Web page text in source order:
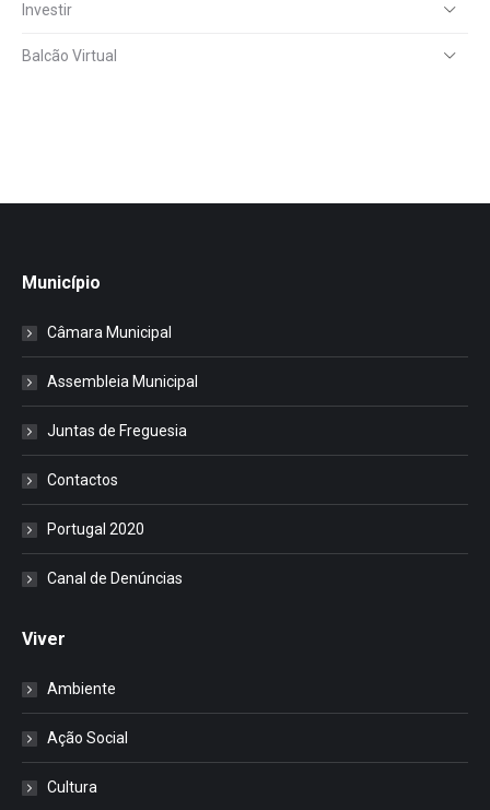
Investir
Balcão Virtual
Município
Câmara Municipal
Assembleia Municipal
Juntas de Freguesia
Contactos
Portugal 2020
Canal de Denúncias
Viver
Ambiente
Ação Social
Cultura